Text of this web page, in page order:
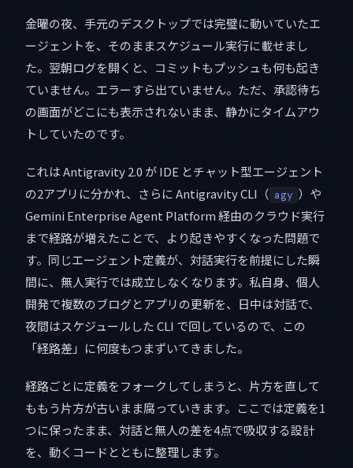
金曜の夜、手元のデスクトップでは完璧に動いていたエ
ージェントを、そのままスケジュール実行に載せまし
た。翌朝ログを開くと、コミットもプッシュも何も起き
ていません。エラーすら出ていません。ただ、承認待ち
の画面がどこにも表示されないまま、静かにタイムアウ
トしていたのです。
これは Antigravity 2.0 が IDE とチャット型エージェント
の2アプリに分かれ、さらに Antigravity CLI（ agy ）や
Gemini Enterprise Agent Platform 経由のクラウド実行
まで経路が増えたことで、より起きやすくなった問題で
す。同じエージェント定義が、対話実行を前提にした瞬
間に、無人実行では成立しなくなります。私自身、個人
開発で複数のブログとアプリの更新を、日中は対話で、
夜間はスケジュールした CLI で回しているので、この
「経路差」に何度もつまずいてきました。
経路ごとに定義をフォークしてしまうと、片方を直して
ももう片方が古いまま腐っていきます。ここでは定義を1
つに保ったまま、対話と無人の差を4点で吸収する設計
を、動くコードとともに整理します。